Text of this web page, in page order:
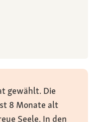
gewählt. Die
8 Monate alt
Seele. In den